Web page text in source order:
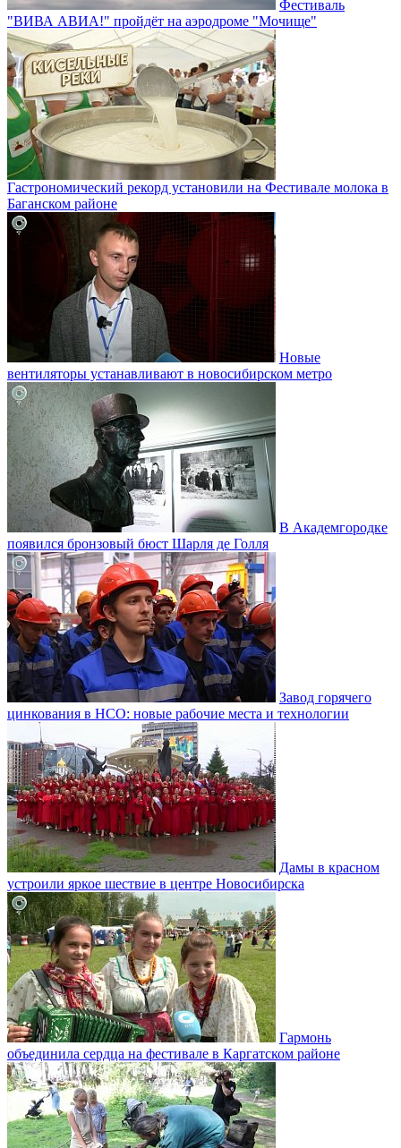
Фестиваль
"ВИВА АВИА!" пройдёт на аэродроме "Мочище"
Гастрономический рекорд установили на Фестивале молока в
Баганском районе
Новые
вентиляторы устанавливают в новосибирском метро
В Академгородке
появился бронзовый бюст Шарля де Голля
Завод горячего
цинкования в НСО: новые рабочие места и технологии
Дамы в красном
устроили яркое шествие в центре Новосибирска
Гармонь
объединила сердца на фестивале в Каргатском районе